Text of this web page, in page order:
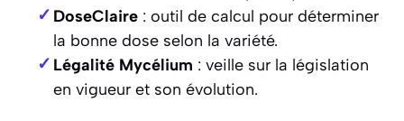
DoseClaire: outil de calcul pour déterminer
la bonne dose selon la variété.
Légalité Mycélium : veille sur la législation
en vigueur et son évolution.